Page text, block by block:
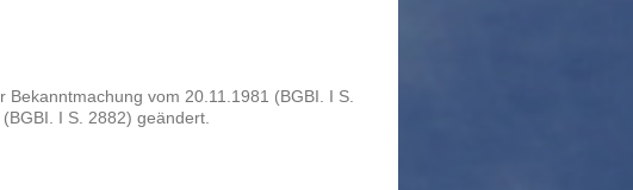
Bekanntmachung vom 20.11.1981 (BGBI. I S.
I S. 2882) geändert.